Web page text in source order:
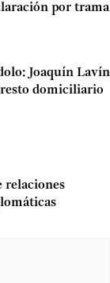
por trama
Joaquín Lavín
domiciliario
relaciones